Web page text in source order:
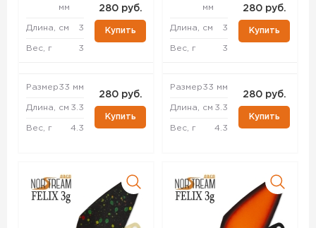
мм
Длина, см 3
Вес, г 3
280 руб.
Купить
Размер33 мм
Длина, см 3.3
Вес, г 4.3
280 руб.
Купить
мм
Длина, см 3
Вес, г 3
280 руб.
Купить
Размер33 мм
Длина, см 3.3
Вес, г 4.3
280 руб.
Купить